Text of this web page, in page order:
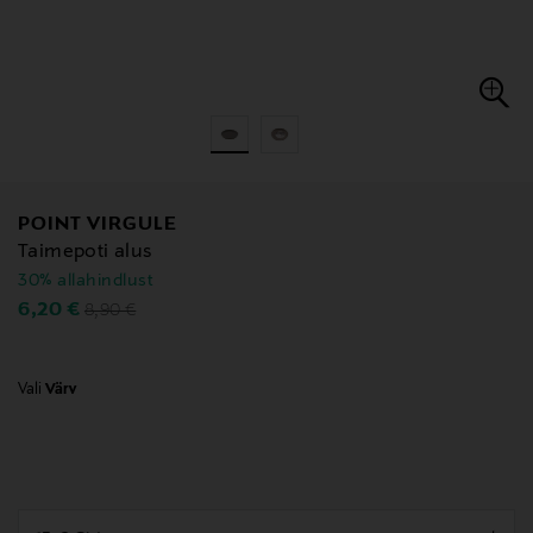
POINT VIRGULE
Taimepoti alus
30% allahindlust
Discounted Price
6,20 € Original Price
8,90 €
Vali Värv